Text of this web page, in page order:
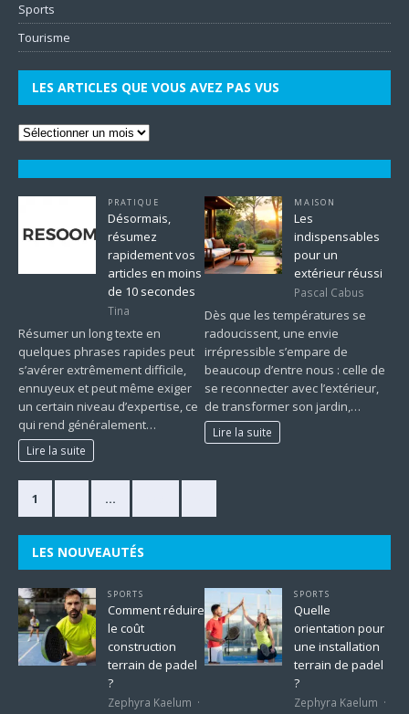
Sports
Tourisme
LES ARTICLES QUE VOUS AVEZ PAS VUS
PRATIQUE
Désormais,
résumez
rapidement vos
articles en moins
de 10 secondes
Tina
Résumer un long texte en
quelques phrases rapides peut
s’avérer extrêmement difficile,
ennuyeux et peut même exiger
un certain niveau d’expertise, ce
qui rend généralement…
Lire la suite
MAISON
Les
indispensables
pour un
extérieur réussi
Pascal Cabus
Dès que les températures se
radoucissent, une envie
irrépressible s’empare de
beaucoup d’entre nous : celle de
se reconnecter avec l’extérieur,
de transformer son jardin,…
Lire la suite
1 …
LES NOUVEAUTÉS
SPORTS
Comment réduire
le coût
construction
terrain de padel
?
Zephyra Kaelum
SPORTS
Quelle
orientation pour
une installation
terrain de padel
?
Zephyra Kaelum